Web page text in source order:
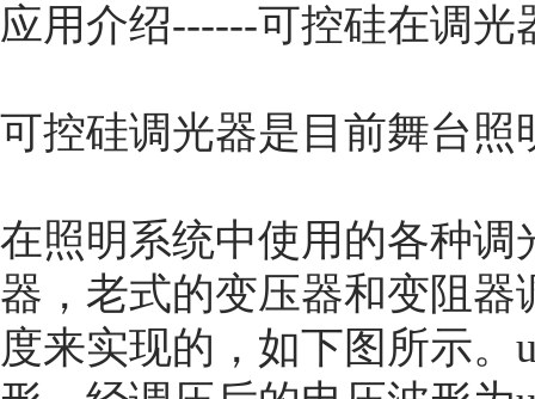
应用介绍------可控硅在调光
可控硅调光器是目前舞台
在照明系统中使用的各种
器，老式的变压器和变阻
度来实现的，如下图所示